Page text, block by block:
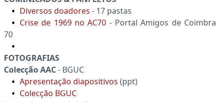
Diversos doadores - 17 pastas
Crise de 1969 no AC70 - Portal Amigos de Coimbra
70
FOTOGRAFIAS
Colecção AAC- BGUC
Apresentação diapositivos (ppt)
Colecção BGUC